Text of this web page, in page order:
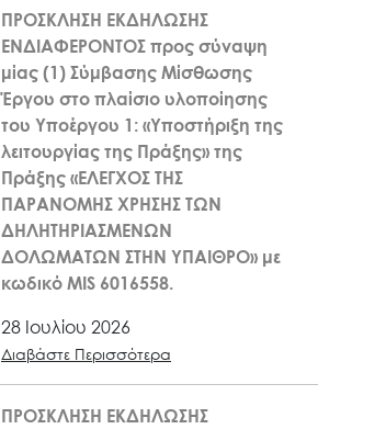
ΠΡΟΣΚΛΗΣΗ ΕΚΔΗΛΩΣΗΣ
ΕΝΔΙΑΦΕΡΟΝΤΟΣ προς σύναψη
μίας (1) Σύμβασης Μίσθωσης
Έργου στο πλαίσιο υλοποίησης
του Υποέργου 1: «Υποστήριξη της
λειτουργίας της Πράξης» της
Πράξης «ΕΛΕΓΧΟΣ ΤΗΣ
ΠΑΡΑΝΟΜΗΣ ΧΡΗΣΗΣ ΤΩΝ
ΔΗΛΗΤΗΡΙΑΣΜΕΝΩΝ
ΔΟΛΩΜΑΤΩΝ ΣΤΗΝ ΥΠΑΙΘΡΟ» με
κωδικό MIS 6016558.
28 Ιουλίου 2026
Διαβάστε Περισσότερα
ΠΡΟΣΚΛΗΣΗ ΕΚΔΗΛΩΣΗΣ